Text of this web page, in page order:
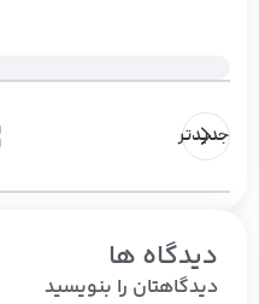
جدیدتر
دیدگاه ها
دیدگاهتان را بنویسید